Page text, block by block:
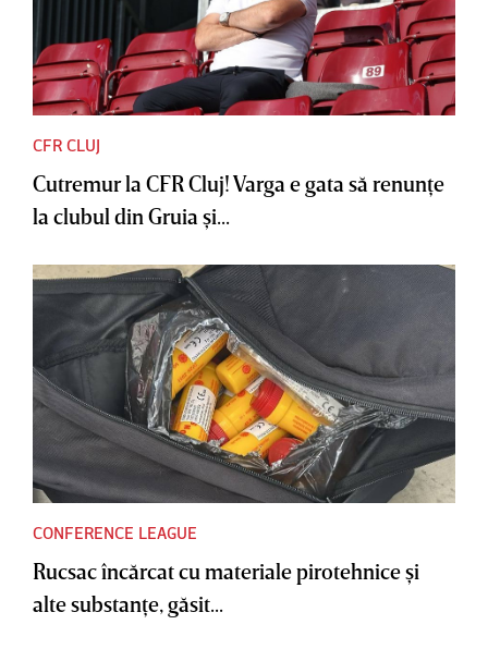
CFR CLUJ
Cutremur la CFR Cluj! Varga e gata să renunţe
la clubul din Gruia şi...
CONFERENCE LEAGUE
Rucsac încărcat cu materiale pirotehnice şi
alte substanţe, găsit...